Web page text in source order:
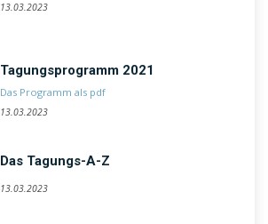
13.03.2023
Tagungsprogramm 2021
Das Programm als pdf
13.03.2023
Das Tagungs-A-Z
13.03.2023